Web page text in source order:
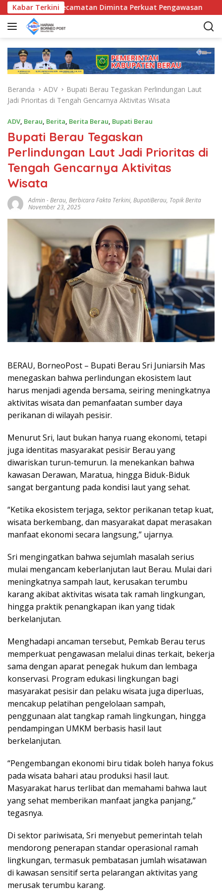
a
Kabar Terkini
Bunda Kecamatan Diminta Perkuat Pengawasan
Beranda ADV
Bupati Berau Tegaskan Perlindungan Laut
Jadi Prioritas di Tengah Gencarnya Aktivitas Wisata
ADV, Berau, Berita, Berita Berau, Bupati Berau
Bupati Berau Tegaskan
Perlindungan Laut Jadi Prioritas di
Tengah Gencarnya Aktivitas
Wisata
Admin-Berau, Berbicara Fakta Terkini, BupatiBerau, Topik Berita
November 23, 2025
BERAU, BorneoPost – Bupati Berau Sri Juniarsih Mas
menegaskan bahwa perlindungan ekosistem laut
harus menjadi agenda bersama, seiring meningkatnya
aktivitas wisata dan pemanfaatan sumber daya
perikanan di wilayah pesisir.
Menurut Sri, laut bukan hanya ruang ekonomi, tetapi
juga identitas masyarakat pesisir Berau yang
diwariskan turun-temurun. Ia menekankan bahwa
kawasan Derawan, Maratua, hingga Biduk-Biduk
sangat bergantung pada kondisi laut yang sehat.
“Ketika ekosistem terjaga, sektor perikanan tetap kuat,
wisata berkembang, dan masyarakat dapat merasakan
manfaat ekonomi secara langsung,” ujarnya.
Sri mengingatkan bahwa sejumlah masalah serius
mulai mengancam keberlanjutan laut Berau. Mulai dari
meningkatnya sampah laut, kerusakan terumbu
karang akibat aktivitas wisata tak ramah lingkungan,
hingga praktik penangkapan ikan yang tidak
berkelanjutan.
Menghadapi ancaman tersebut, Pemkab Berau terus
memperkuat pengawasan melalui dinas terkait, bekerja
sama dengan aparat penegak hukum dan lembaga
konservasi. Program edukasi lingkungan bagi
masyarakat pesisir dan pelaku wisata juga diperluas,
mencakup pelatihan pengelolaan sampah,
penggunaan alat tangkap ramah lingkungan, hingga
pendampingan UMKM berbasis hasil laut
berkelanjutan.
“Pengembangan ekonomi biru tidak boleh hanya fokus
pada wisata bahari atau produksi hasil laut.
Masyarakat harus terlibat dan memahami bahwa laut
yang sehat memberikan manfaat jangka panjang,”
tegasnya.
Di sektor pariwisata, Sri menyebut pemerintah telah
mendorong penerapan standar operasional ramah
lingkungan, termasuk pembatasan jumlah wisatawan
di kawasan sensitif serta pelarangan aktivitas yang
merusak terumbu karang.